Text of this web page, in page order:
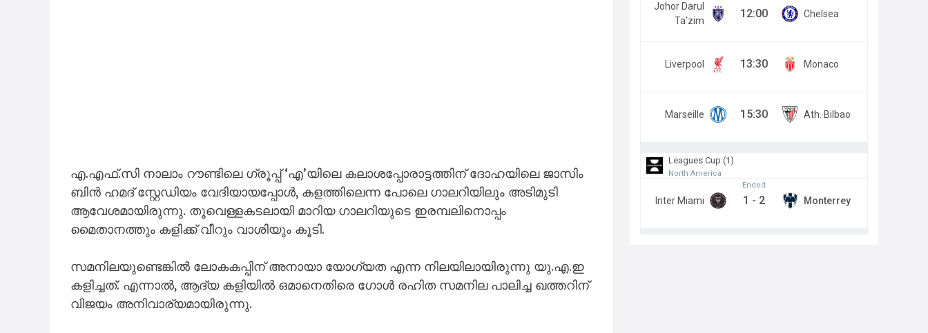
​എ.എഫ്.സി നാലാം റൗണ്ടിലെ ഗ്രൂപ്പ് ‘എ’യിലെ കലാശപ്പോരാട്ടത്തിന് ദോഹയിലെ ജാസിം
ബിൻ ഹമദ് സ്റ്റേഡിയം വേദിയായപ്പോൾ, കളത്തിലെന്ന പോലെ ഗാലറിയിലും അടിമുടി
ആവേശമായിരുന്നു. തൂവെള്ളകടലായി മാറിയ ഗാലറിയുടെ ഇരമ്പലിനൊപ്പം
മൈതാനത്തും കളിക്ക് വീറും വാശിയും കൂടി.
സമനിലയുണ്ടെങ്കിൽ ലോകകപ്പിന് അനായാ യോഗ്യത​ എന്ന നിലയിലായിരുന്നു യു.എ.ഇ
കളിച്ചത്. എന്നാൽ, ആദ്യ കളിയിൽ ഒമാനെതിരെ ഗോൾ രഹിത സമനില പാലിച്ച ഖത്തറിന്
വിജയം അനിവാര്യമായിരുന്നു.
Johor Darul
Ta’zim
12:00 Chelsea
Liverpool 13:30 Monaco
Marseille 15:30 Ath. Bilbao
Leagues Cup (1)
North America
Inter Miami
Ended
1 - 2 Monterrey